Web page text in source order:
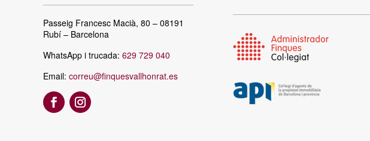
Passeig Francesc Macià, 80 – 08191
Rubí – Barcelona
WhatsApp i trucada: 629 729 040
Email: correu@finquesvallhonrat.es